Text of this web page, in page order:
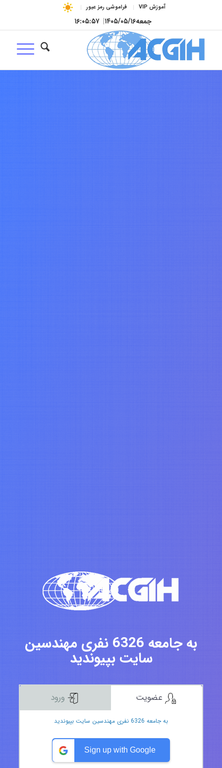
آموزش VIP فراموشی رمز عبور
جمعه۱۴۰۵/۰۵/۱۶| ۱۶:۰۵:۵۸
به جامعه 6326 نفری مهندسین
سایت بپیوندید
به جامعه 6326 نفری مهندسین سایت بپیوندید
Sign up with Google